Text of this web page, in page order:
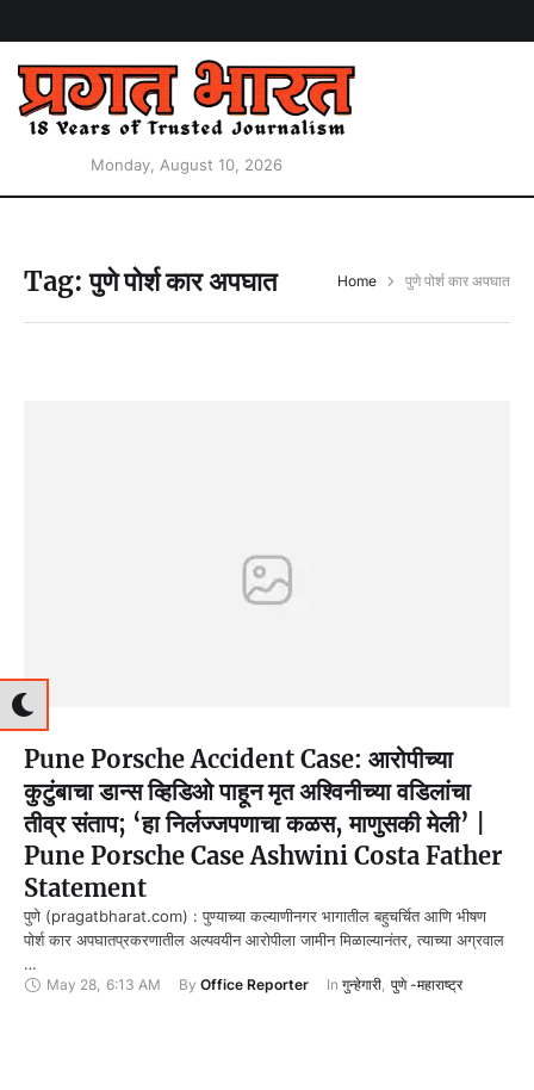
Monday, August 10, 2026
Tag:पुणे पोर्श कार अपघात Home पुणे पोर्श कार अपघात
Pune Porsche Accident Case: आरोपीच्या
कुटुंबाचा डान्स व्हिडिओ पाहून मृत अश्विनीच्या वडिलांचा
तीव्र संताप; ‘हा निर्लज्जपणाचा कळस, माणुसकी मेली’ |
Pune Porsche Case Ashwini Costa Father
Statement
पुणे (pragatbharat.com) : पुण्याच्या कल्याणीनगर भागातील बहुचर्चित आणि भीषण
पोर्श कार अपघातप्रकरणातील अल्पवयीन आरोपीला जामीन मिळाल्यानंतर, त्याच्या अग्रवाल
…
May 28, 6:13 AM By Office Reporter In गुन्हेगारी, पुणे -महाराष्ट्र